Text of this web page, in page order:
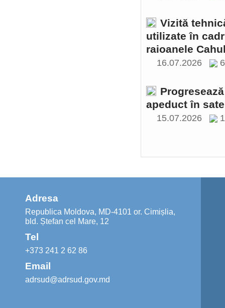
Vizită
utilizate în
raioanele
16.07.2026
apeduct în
15.07.2026
Adresa
Republica Moldova, MD-4101 or. Cimișlia,
bld. Ștefan cel Mare, 12
Tel
+373 241 2 62 86
Email
adrsud@adrsud.gov.md